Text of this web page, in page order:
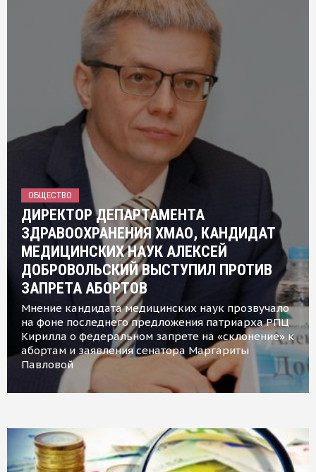
ОБЩЕСТВО
ДИРЕКТОР ДЕПАРТАМЕНТА
ЗДРАВООХРАНЕНИЯ ХМАО, КАНДИДАТ
МЕДИЦИНСКИХ НАУК АЛЕКСЕЙ
ДОБРОВОЛЬСКИЙ ВЫСТУПИЛ ПРОТИВ
ЗАПРЕТА АБОРТОВ
Мнение кандидата медицинских наук прозвучало
на фоне последнего предложения патриарха РПЦ
Кирилла о федеральном запрете на «склонение» к
абортам и заявления сенатора Маргариты
Павловой